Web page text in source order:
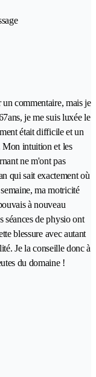
un commentaire, mais je
je me suis luxée le
était difficile et un
Mon intuition et les
ne m'ont pas
qui sait exactement où
ma motricité
à nouveau
séances de physio ont
blessure avec autant
Je la conseille donc à
du domaine !